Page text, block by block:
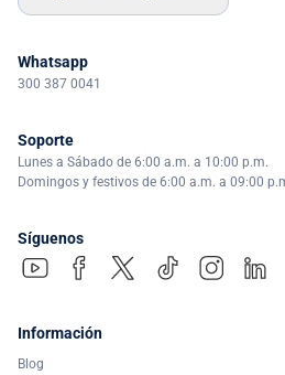
Whatsapp
300 387 0041
Soporte
Lunes a Sábado de 6:00 a.m. a 10:00 p.m.
Domingos y festivos de 6:00 a.m. a 09:00
Síguenos
Información
Blog